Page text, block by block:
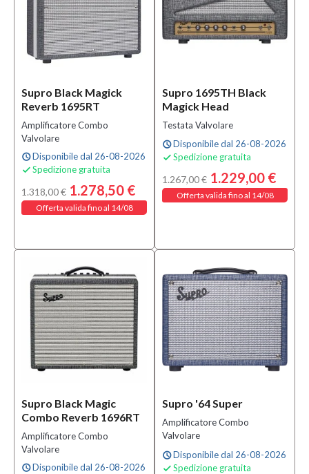
Prezzo
45,00 €
Solo
prodotti
offerta
Si
disponibili
(2)
Supro Black Magick
Reverb 1695RT
Amplificatore Combo
Valvolare
scheduleDisponibile dal 26-08-2026
 Spedizione gratuita
1.318,00 € 1.278,50 €
Offerta valida fino al 14/08
Supro 1695TH Black
Magick Head
Testata Valvolare
scheduleDisponibile dal 26-08-2026
 Spedizione gratuita
1.267,00 € 1.229,00 €
Offerta valida fino al 14/08
Supro Black Magic
Combo Reverb 1696RT
Amplificatore Combo
Valvolare
scheduleDisponibile dal 26-08-2026
Supro '64 Super
Amplificatore Combo
Valvolare
scheduleDisponibile dal 26-08-2026
 Spedizione gratuita